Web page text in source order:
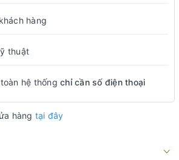
hàng
thuật
hệ thống chỉ cần số điện thoại
hàng tại đây